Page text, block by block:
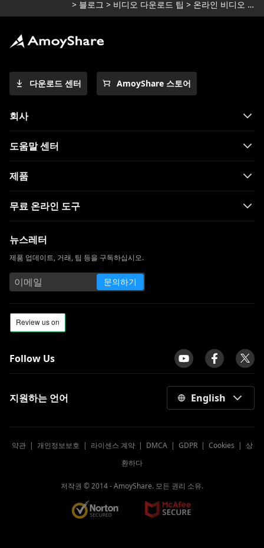
> 블로그 > 비디오 다운로드 팁 > 온라인 비디오 다운로더
다운로드 센터 AmoyShare 스토어
회사
도움말 센터
제품
무료 온라인 도구
뉴스레터
제품 업데이트, 거래, 팁 등을 구독하십시오.
문의하기
Follow Us
지원하는 언어 English
약관| 개인정보보호 | 라이센스 계약| DMCA| GDPR| Cookies | 상
환하다
저작권 © 2014 -AmoyShare. 모든 권리 소유.